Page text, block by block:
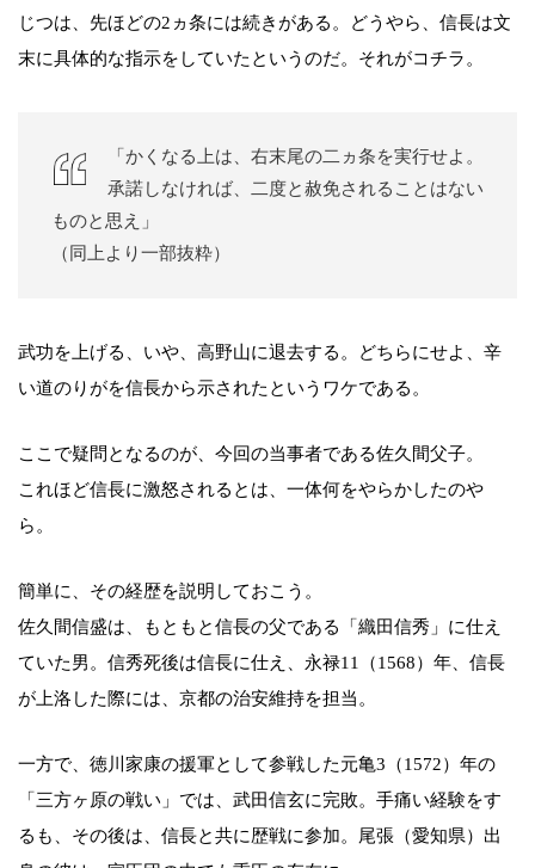
じつは、先ほどの2ヵ条には続きがある。どうやら、信長は文
末に具体的な指示をしていたというのだ。それがコチラ。
「かくなる上は、右末尾の二ヵ条を実行せよ。
承諾しなければ、二度と赦免されることはない
ものと思え」
（同上より一部抜粋）
武功を上げる、いや、高野山に退去する。どちらにせよ、辛
い道のりがを信長から示されたというワケである。
ここで疑問となるのが、今回の当事者である佐久間父子。
これほど信長に激怒されるとは、一体何をやらかしたのや
ら。
簡単に、その経歴を説明しておこう。
佐久間信盛は、もともと信長の父である「織田信秀」に仕え
ていた男。信秀死後は信長に仕え、永禄11（1568）年、信長
が上洛した際には、京都の治安維持を担当。
一方で、徳川家康の援軍として参戦した元亀3（1572）年の
「三方ヶ原の戦い」では、武田信玄に完敗。手痛い経験をす
るも、その後は、信長と共に歴戦に参加。尾張（愛知県）出